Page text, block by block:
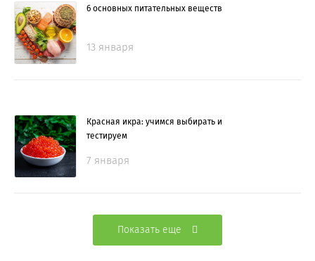
6 основных питательных веществ
13 января
Красная икра: учимся выбирать и
тестируем
7 января
Показать еще